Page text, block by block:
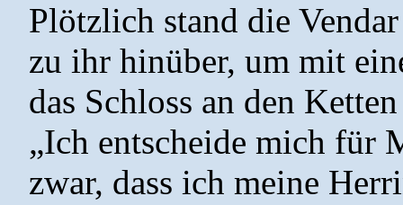
Plötzlich stand die
zu ihr hinüber, um mit
das Schloss an den
„Ich entscheide mich für
zwar, dass ich meine